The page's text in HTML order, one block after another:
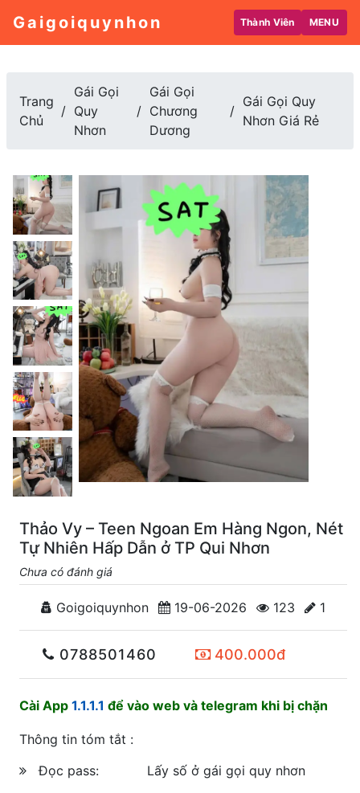
Gaigoiquynhon Thành Viên MENU
Trang
Chủ
Gái Gọi
Quy
Nhơn
Gái Gọi
Chương
Dương
Gái Gọi Quy
Nhơn Giá Rẻ
Thảo Vy – Teen Ngoan Em Hàng Ngon, Nét
Tự Nhiên Hấp Dẫn ở TP Qui Nhơn
Chưa có đánh giá
Goigoiquynhon 19-06-2026 123 1
0788501460 400.000đ
Cài App 1.1.1.1 để vào web và telegram khi bị chặn
Thông tin tóm tắt :
Đọc pass:
Lấy số ở gái gọi quy nhơn